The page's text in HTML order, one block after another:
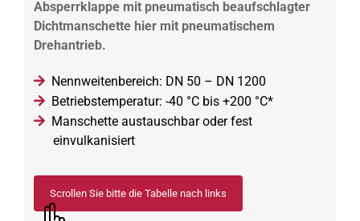
Absperrklappe mit pneumatisch beaufschlagter
Dichtmanschette hier mit pneumatischem
Drehantrieb.
Nennweitenbereich: DN 50 – DN 1200
Betriebstemperatur: -40 °C bis +200 °C*
Manschette austauschbar oder fest
einvulkanisiert
Scrollen Sie bitte die Tabelle nach links